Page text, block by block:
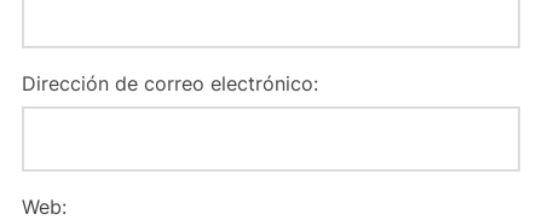
Dirección de correo electrónico:
Web: